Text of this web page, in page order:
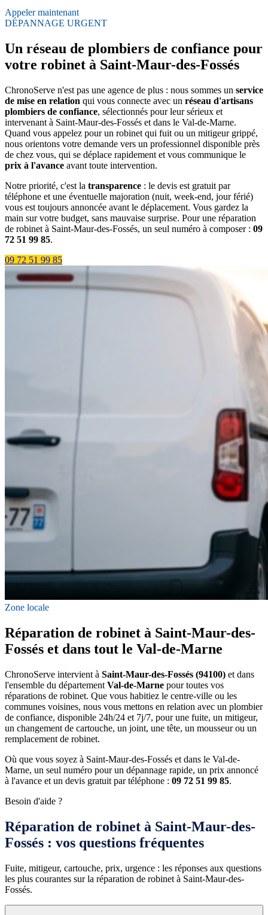
Appeler maintenant
DÉPANNAGE URGENT
Un réseau de plombiers de confiance pour
votre robinet à Saint-Maur-des-Fossés
ChronoServe n'est pas une agence de plus : nous sommes un service
de mise en relation qui vous connecte avec un réseau d'artisans
plombiers de confiance, sélectionnés pour leur sérieux et
intervenant à Saint-Maur-des-Fossés et dans le Val-de-Marne.
Quand vous appelez pour un robinet qui fuit ou un mitigeur grippé,
nous orientons votre demande vers un professionnel disponible près
de chez vous, qui se déplace rapidement et vous communique le
prix à l'avance avant toute intervention.
Notre priorité, c'est la transparence : le devis est gratuit par
téléphone et une éventuelle majoration (nuit, week-end, jour férié)
vous est toujours annoncée avant le déplacement. Vous gardez la
main sur votre budget, sans mauvaise surprise. Pour une réparation
de robinet à Saint-Maur-des-Fossés, un seul numéro à composer : 09
72 51 99 85.
09 72 51 99 85
Zone locale
Réparation de robinet à Saint-Maur-des-
Fossés et dans tout le Val-de-Marne
ChronoServe intervient à Saint-Maur-des-Fossés (94100) et dans
l'ensemble du département Val-de-Marne pour toutes vos
réparations de robinet. Que vous habitiez le centre-ville ou les
communes voisines, nous vous mettons en relation avec un plombier
de confiance, disponible 24h/24 et 7j/7, pour une fuite, un mitigeur,
un changement de cartouche, un joint, une tête, un mousseur ou un
remplacement de robinet.
Où que vous soyez à Saint-Maur-des-Fossés et dans le Val-de-
Marne, un seul numéro pour un dépannage rapide, un prix annoncé
à l'avance et un devis gratuit par téléphone : 09 72 51 99 85.
Besoin d'aide ?
Réparation de robinet à Saint-Maur-des-
Fossés : vos questions fréquentes
Fuite, mitigeur, cartouche, prix, urgence : les réponses aux questions
les plus courantes sur la réparation de robinet à Saint-Maur-des-
Fossés.